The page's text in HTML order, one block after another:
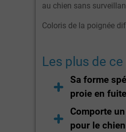
au chien sans
Coloris de la poignée
Les plus de
Sa forme
proie en
Comporte
pour le